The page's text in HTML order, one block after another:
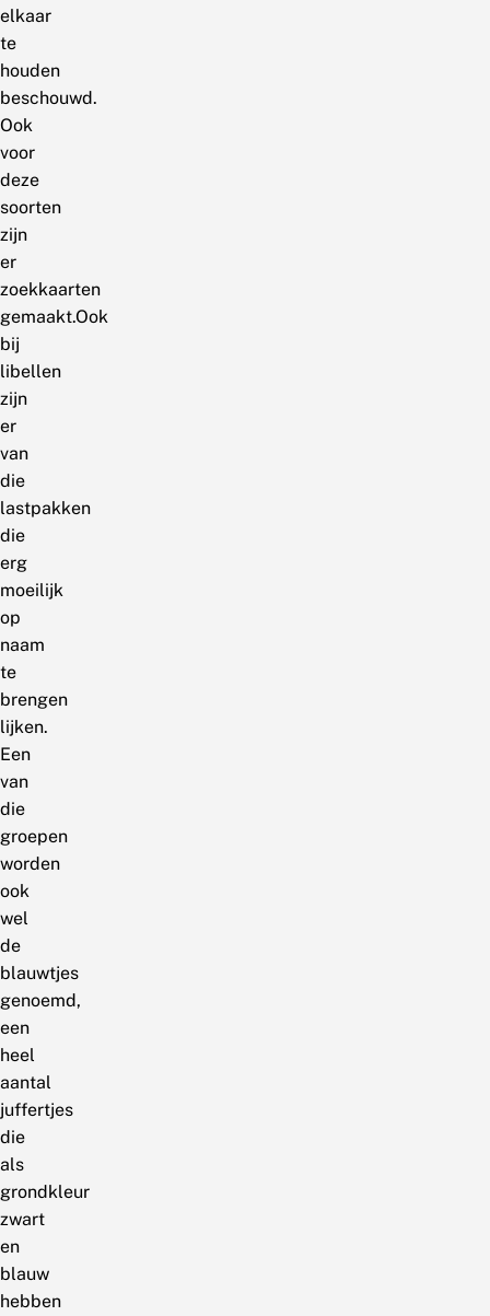
elkaar
te
houden
beschouwd.
Ook
voor
deze
soorten
zijn
er
zoekkaarten
gemaakt.Ook
bij
libellen
zijn
er
van
die
lastpakken
die
erg
moeilijk
op
naam
te
brengen
lijken.
Een
van
die
groepen
worden
ook
wel
de
blauwtjes
genoemd,
een
heel
aantal
juffertjes
die
als
grondkleur
zwart
en
blauw
hebben